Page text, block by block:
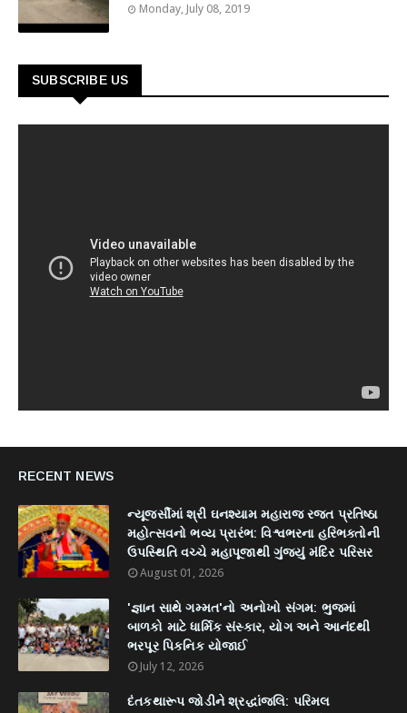
Monday, July 08, 2019
SUBSCRIBE US
RECENT NEWS
ન્યૂજર્સીમાં શ્રી ઘનશ્યામ મહારાજ રજત પ્રતિષ્ઠા
મહોત્સવનો ભવ્ય પ્રારંભ: વિશ્વભરના હરિભક્તોની
ઉપસ્થિતિ વચ્ચે મહાપૂજાથી ગુંજ્યું મંદિર પરિસર
August 01, 2026
'જ્ઞાન સાથે ગમ્મત'નો અનોખો સંગમ: ભુજમાં
બાળકો માટે ધાર્મિક સંસ્કાર, યોગ અને આનંદથી
ભરપૂર પિકનિક યોજાઈ
July 12, 2026
દંતકથારૂપ જોડીને શ્રદ્ધાંજલિ: પરિમલ